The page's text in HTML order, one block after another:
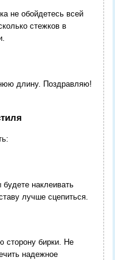
не обойдетесь всей
стежков в
длину. Поздравляю!
наклеивать
лучше сцепиться.
сторону бирки. Не
надежное